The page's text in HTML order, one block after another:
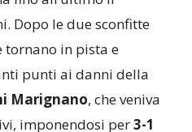
Dopo le due sconfitte
tornano in pista e
punti ai danni della
Marignano, che veniva
imponendosi per3-1